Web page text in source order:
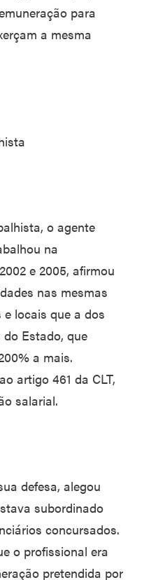
para
a mesma
o agente
na
e 2005, afirmou
nas mesmas
locais que a dos
Estado, que
a mais.
artigo 461 da CLT,
salarial.
defesa, alegou
subordinado
concursados.
o profissional era
pretendida por